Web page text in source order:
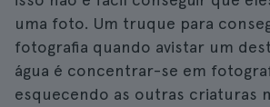
uma foto. Um truque para
fotografia quando avistar um
água é concentrar-se em
esquecendo as outras criaturas